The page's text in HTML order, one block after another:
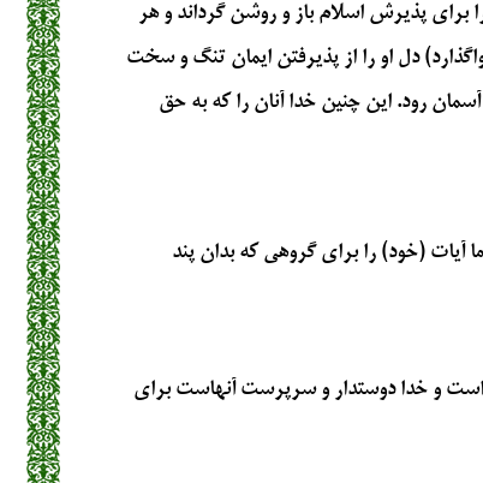
پذیرش اسلام باز و روشن گرداند و هر
دل او را از پذیرفتن ایمان تنگ و سخت
رود. این چنین خدا آنان را که به حق
(خود) را برای گروهی که بدان پند
است و خدا دوستدار و سرپرست آنهاست برای